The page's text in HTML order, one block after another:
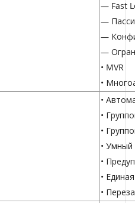
— Fast
—
—
—
• MVR
•
•
•
•
• Умный
•
•
•